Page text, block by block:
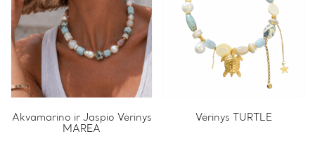
Akvamarino ir Jaspio Vėrinys
MAREA
Vėrinys TURTLE